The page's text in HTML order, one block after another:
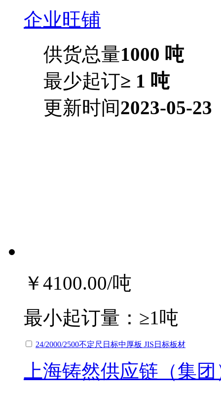
企业旺铺
供货总量1000 吨
最少起订≥ 1 吨
更新时间2023-05-23
￥4100.00/吨
最小起订量： ≥1吨
24/2000/2500不定尺日标中厚板 JIS日标板材
上海铸然供应链（集